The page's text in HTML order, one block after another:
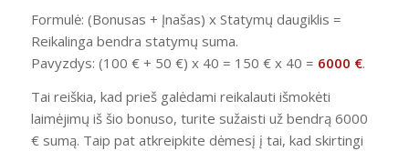
Formulė: (Bonusas + Įnašas) x Statymų daugiklis =
Reikalinga bendra statymų suma.
Pavyzdys: (100 € + 50 €) x 40 = 150 € x 40 = 6000 €.
Tai reiškia, kad prieš galėdami reikalauti išmokėti
laimėjimų iš šio bonuso, turite sužaisti už bendrą 6000
€ sumą. Taip pat atkreipkite dėmesį į tai, kad skirtingi